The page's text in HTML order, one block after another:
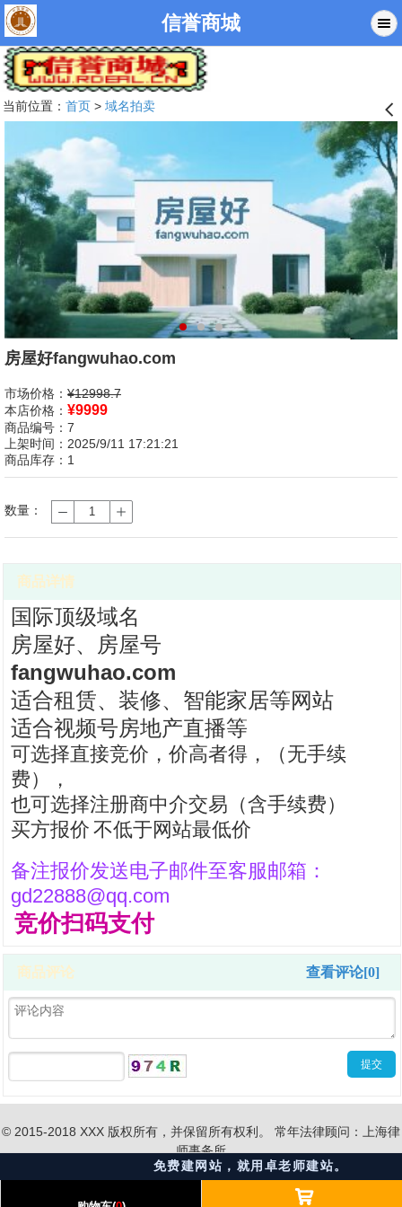
信誉商城
当前位置： 首页> 域名拍卖 󰊒
房屋好fangwuhao.com
市场价格： ¥12998.7
本店价格： ¥9999
商品编号：7
上架时间：2025/9/11 17:21:21
商品库存：1
数量：
商品详情
国际顶级域名
房屋好、房屋号
fangwuhao.com
适合租赁、装修、智能家居等网站
适合视频号房地产直播等
可选择直接竞价，价高者得，（无手续
费），
也可选择注册商中介交易（含手续费）
买方报价 不低于网站最低价
备注报价发送电子邮件至客服邮箱：
gd22888@qq.com
竞价扫码支付
查看评论[0]
商品评论
© 2015-2018 XXX 版权所有，并保留所有权利。 常年法律顾问：上海律
师事务所
免费建网站，就用卓老师建站。
󰅹